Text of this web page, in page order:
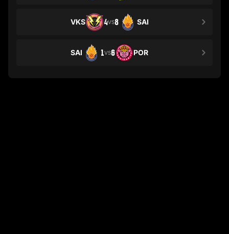
VKS 4VS8 SAI
SAI 1VS6 POR